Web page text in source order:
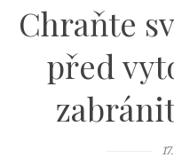
Chraňte
před